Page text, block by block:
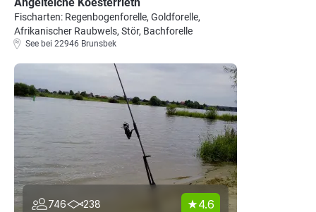
Fischarten: Regenbogenforelle, Goldforelle,
Afrikanischer Raubwels, Stör, Bachforelle
See bei 22946 Brunsbek
746 238 4.6